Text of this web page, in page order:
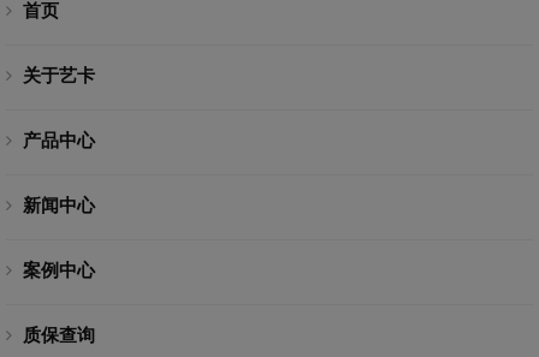
首页
关于艺卡
产品中心
新闻中心
案例中心
质保查询